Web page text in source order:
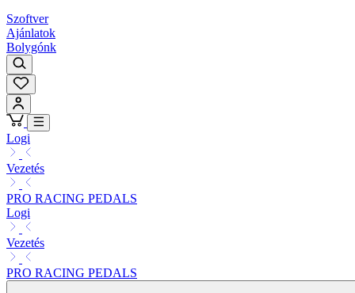
Szoftver
Ajánlatok
Bolygónk
Logi
Vezetés
PRO RACING PEDALS
Logi
Vezetés
PRO RACING PEDALS